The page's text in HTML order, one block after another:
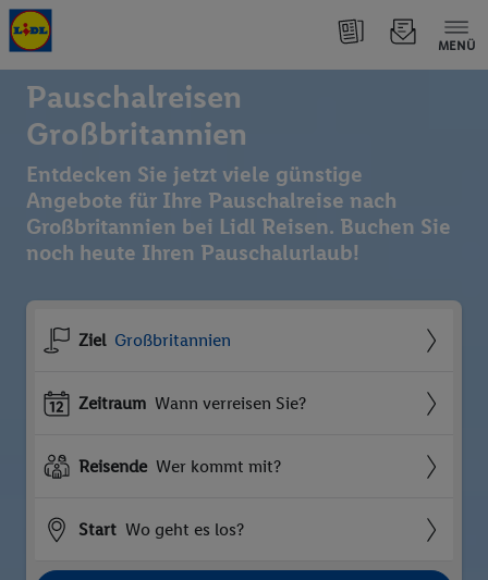
MENÜ
Pauschalreisen
Großbritannien
Entdecken Sie jetzt viele günstige
Angebote für Ihre Pauschalreise nach
Großbritannien bei Lidl Reisen. Buchen Sie
noch heute Ihren Pauschalurlaub!
Ziel Großbritannien
Zeitraum Wann verreisen Sie?
Reisende Wer kommt mit?
Start Wo geht es los?